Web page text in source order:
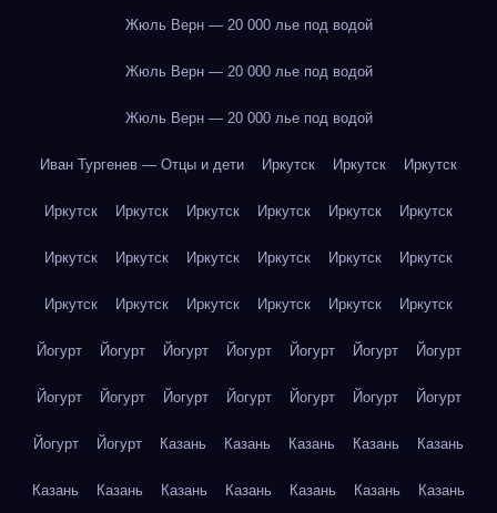
Жюль Верн — 20 000 лье под водой
Жюль Верн — 20 000 лье под водой
Жюль Верн — 20 000 лье под водой
Иван Тургенев — Отцы и дети Иркутск Иркутск Иркутск
Иркутск Иркутск Иркутск Иркутск Иркутск Иркутск
Иркутск Иркутск Иркутск Иркутск Иркутск Иркутск
Иркутск Иркутск Иркутск Иркутск Иркутск Иркутск
Йогурт Йогурт Йогурт Йогурт Йогурт Йогурт Йогурт
Йогурт Йогурт Йогурт Йогурт Йогурт Йогурт Йогурт
Йогурт Йогурт Казань Казань Казань Казань Казань
Казань Казань Казань Казань Казань Казань Казань